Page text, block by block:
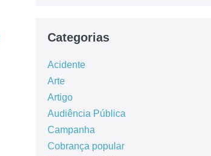
Categorias
Acidente
Arte
Artigo
Audiência Pública
Campanha
Cobrança popular